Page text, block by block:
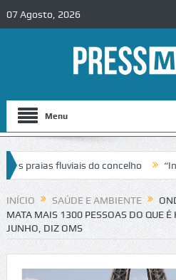
07 Agosto, 2026
Menu
fluviais do concelho
de trânsito no IC2 em Alcobaça
INÍCIO SAÚDE E AMBIENTE
MATA MAIS 1300 PESSOAS DO QUE
JUNHO, DIZ OMS